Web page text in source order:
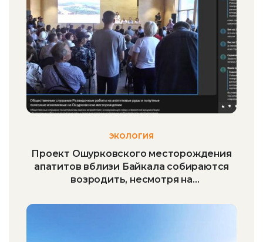
ЭКОЛОГИЯ
Проект Ошурковского месторождения
апатитов вблизи Байкала собираются
возродить, несмотря на